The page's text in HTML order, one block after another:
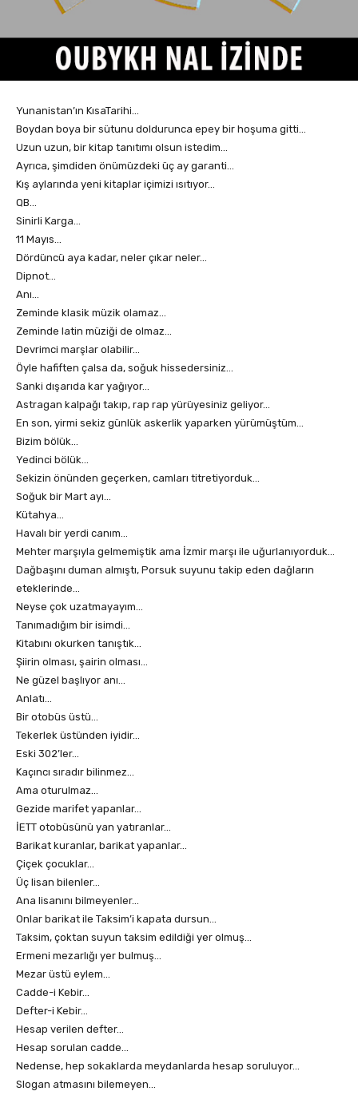
Yunanistan’ın KısaTarihi…
Boydan boya bir sütunu doldurunca epey bir hoşuma gitti…
Uzun uzun, bir kitap tanıtımı olsun istedim…
Ayrıca, şimdiden önümüzdeki üç ay garanti…
Kış aylarında yeni kitaplar içimizi ısıtıyor…
QB…
Sinirli Karga…
11 Mayıs…
Dördüncü aya kadar, neler çıkar neler…
Dipnot…
Anı…
Zeminde klasik müzik olamaz…
Zeminde latin müziği de olmaz…
Devrimci marşlar olabilir…
Öyle hafiften çalsa da, soğuk hissedersiniz…
Sanki dışarıda kar yağıyor…
Astragan kalpağı takıp, rap rap yürüyesiniz geliyor…
En son, yirmi sekiz günlük askerlik yaparken yürümüştüm…
Bizim bölük…
Yedinci bölük…
Sekizin önünden geçerken, camları titretiyorduk…
Soğuk bir Mart ayı…
Kütahya…
Havalı bir yerdi canım…
Mehter marşıyla gelmemiştik ama İzmir marşı ile uğurlanıyorduk…
Dağbaşını duman almıştı, Porsuk suyunu takip eden dağların
eteklerinde…
Neyse çok uzatmayayım…
Tanımadığım bir isimdi…
Kitabını okurken tanıştık…
Şiirin olması, şairin olması…
Ne güzel başlıyor anı…
Anlatı…
Bir otobüs üstü…
Tekerlek üstünden iyidir…
Eski 302’ler…
Kaçıncı sıradır bilinmez…
Ama oturulmaz…
Gezide marifet yapanlar…
İETT otobüsünü yan yatıranlar…
Barikat kuranlar, barikat yapanlar…
Çiçek çocuklar…
Üç lisan bilenler…
Ana lisanını bilmeyenler…
Onlar barikat ile Taksim’i kapata dursun…
Taksim, çoktan suyun taksim edildiği yer olmuş…
Ermeni mezarlığı yer bulmuş…
Mezar üstü eylem…
Cadde-i Kebir…
Defter-i Kebir…
Hesap verilen defter…
Hesap sorulan cadde…
Nedense, hep sokaklarda meydanlarda hesap soruluyor…
Slogan atmasını bilemeyen…